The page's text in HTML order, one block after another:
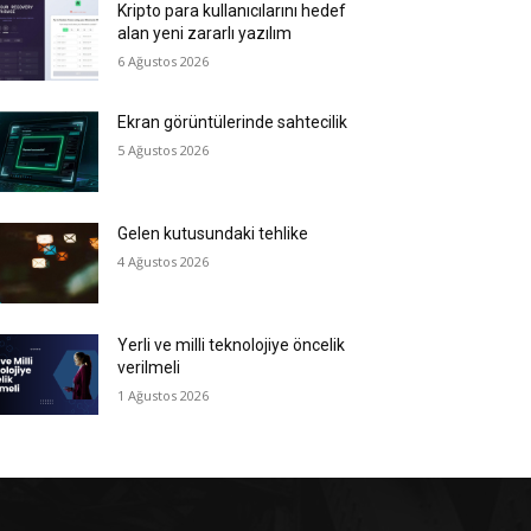
Kripto para kullanıcılarını hedef
alan yeni zararlı yazılım
6 Ağustos 2026
Ekran görüntülerinde sahtecilik
5 Ağustos 2026
Gelen kutusundaki tehlike
4 Ağustos 2026
Yerli ve milli teknolojiye öncelik
verilmeli
1 Ağustos 2026